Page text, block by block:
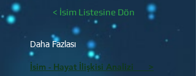
< İsim Listesine Dön
Daha Fazlası
İsim - Hayat İlişkisi Analizi >